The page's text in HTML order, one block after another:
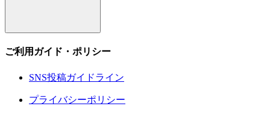
ご利用ガイド・ポリシー
SNS投稿ガイドライン
プライバシーポリシー